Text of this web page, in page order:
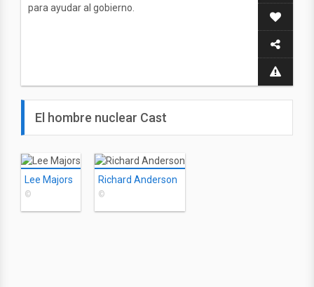
para ayudar al gobierno.
El hombre nuclear Cast
Lee Majors
©
Richard Anderson
©